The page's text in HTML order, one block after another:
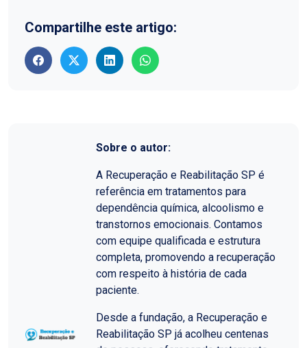
Compartilhe este artigo:
Sobre o autor:
A Recuperação e Reabilitação SP é
referência em tratamentos para
dependência química, alcoolismo e
transtornos emocionais. Contamos
com equipe qualificada e estrutura
completa, promovendo a recuperação
com respeito à história de cada
paciente.
Desde a fundação, a Recuperação e
Reabilitação SP já acolheu centenas